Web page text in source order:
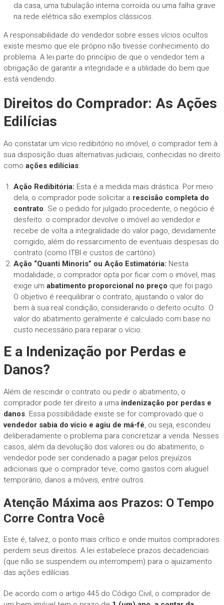
da casa, uma tubulação interna corroída ou uma falha grave
na rede elétrica são exemplos clássicos.
A responsabilidade do vendedor sobre esses vícios ocultos
existe mesmo que ele próprio não tivesse conhecimento do
problema. A lei parte do princípio de que o vendedor tem a
obrigação de garantir a integridade e a utilidade do bem que
está vendendo.
Direitos do Comprador: As Ações
Edilícias
Ao constatar um vício redibitório no imóvel, o comprador tem à
sua disposição duas alternativas judiciais, conhecidas no direito
como ações edilícias:
Ação Redibitória: Esta é a medida mais drástica. Por meio
dela, o comprador pode solicitar a rescisão completa do
contrato. Se o pedido for julgado procedente, o negócio é
desfeito: o comprador devolve o imóvel ao vendedor e
recebe de volta a integralidade do valor pago, devidamente
corrigido, além do ressarcimento de eventuais despesas do
contrato (como ITBI e custos de cartório).
Ação “Quanti Minoris” ou Ação Estimatória: Nesta
modalidade, o comprador opta por ficar com o imóvel, mas
exige um abatimento proporcional no preço que foi pago.
O objetivo é reequilibrar o contrato, ajustando o valor do
bem à sua real condição, considerando o defeito oculto. O
valor do abatimento geralmente é calculado com base no
custo necessário para reparar o vício.
E a Indenização por Perdas e
Danos?
Além de rescindir o contrato ou pedir o abatimento, o
comprador pode ter direito a uma indenização por perdas e
danos. Essa possibilidade existe se for comprovado que o
vendedor sabia do vício e agiu de má-fé, ou seja, escondeu
deliberadamente o problema para concretizar a venda. Nesses
casos, além da devolução dos valores ou do abatimento, o
vendedor pode ser condenado a pagar pelos prejuízos
adicionais que o comprador teve, como gastos com aluguel
temporário, danos a móveis, entre outros.
Atenção Máxima aos Prazos: O Tempo
Corre Contra Você
Este é, talvez, o ponto mais crítico e onde muitos compradores
perdem seus direitos. A lei estabelece prazos decadenciais
(que não se suspendem ou interrompem) para o ajuizamento
das ações edilícias.
De acordo com o artigo 445 do Código Civil, o comprador de